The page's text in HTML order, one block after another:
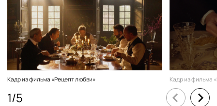
Кадр из фильма «Рецепт любви» Кадр из фильма
1/5